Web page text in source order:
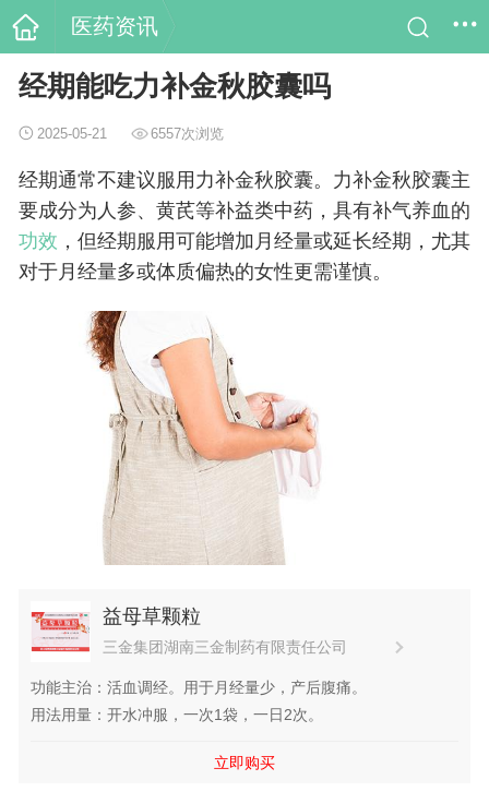
医药资讯
经期能吃力补金秋胶囊吗
2025-05-21 6557次浏览
经期通常不建议服用力补金秋胶囊。力补金秋胶囊主
要成分为人参、黄芪等补益类中药，具有补气养血的
功效 ，但经期服用可能增加月经量或延长经期，尤其
对于月经量多或体质偏热的女性更需谨慎。
益母草颗粒
三金集团湖南三金制药有限责任公司
功能主治：活血调经。用于月经量少，产后腹痛。
用法用量：开水冲服，一次1袋，一日2次。
立即购买